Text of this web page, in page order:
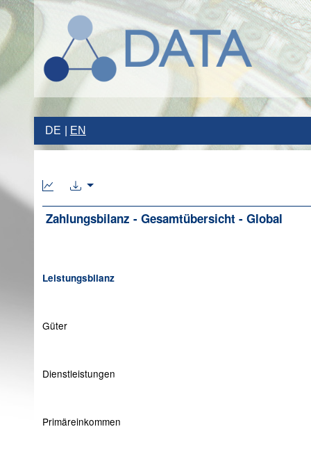
DE EN
Zahlungsbilanz - Gesamtübersicht - Global
Leistungsbilanz
Güter
Dienstleistungen
Primäreinkommen